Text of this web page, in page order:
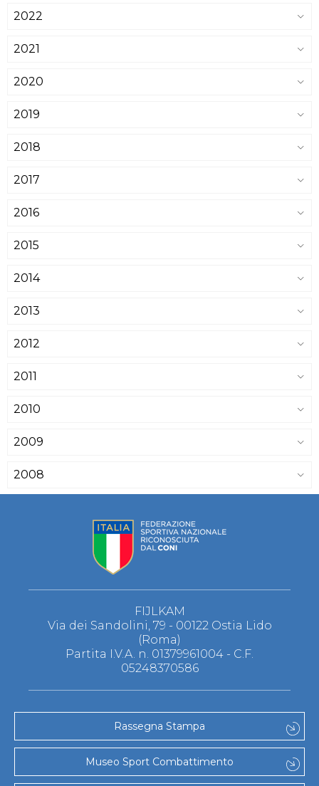
2022
2021
2020
2019
2018
2017
2016
2015
2014
2013
2012
2011
2010
2009
2008
FIJLKAM
Via dei Sandolini, 79 - 00122 Ostia Lido
(Roma)
Partita I.V.A. n. 01379961004 - C.F.
05248370586
Rassegna Stampa
Museo Sport Combattimento